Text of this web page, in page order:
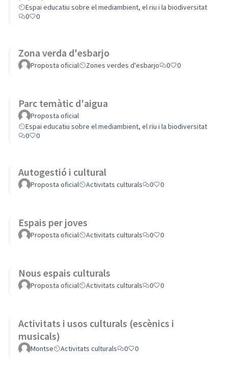
Espai educatiu sobre el mediambient, el riu i la biodiversitat
0
0
Zona verda d'esbarjo
Proposta oficial Zones verdes d'esbarjo 0 0
Parc temàtic d'aigua
Proposta oficial
Espai educatiu sobre el mediambient, el riu i la biodiversitat
0
0
Autogestió i cultural
Proposta oficial Activitats culturals 0 0
Espais per joves
Proposta oficial Activitats culturals 0 0
Nous espais culturals
Proposta oficial Activitats culturals 0 0
Activitats i usos culturals (escènics i
musicals)
Montse Activitats culturals 0 0